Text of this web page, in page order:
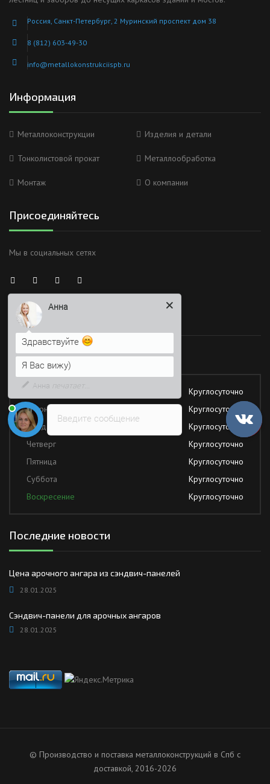
Россия, Санкт-Петербург, 2 Муринский проспект дом 38
8 (812) 603-49-30
info@metallokonstrukciispb.ru
Информация
Металлоконструкции Изделия и детали
Тонколистовой прокат Металлообработка
Монтаж О компании
Присоединяйтесь
Мы в социальных сетях
Время работы
Работаем без обеда и выходных
Понедельник
Круглосуточно
Вторник
Круглосуточно
Среда
Круглосуточно
Четверг
Круглосуточно
Пятница
Круглосуточно
Суббота
Круглосуточно
Воскресение
Круглосуточно
Последние новости
Цена арочного ангара из сэндвич-панелей
28.01.2025
Сэндвич-панели для арочных ангаров
28.01.2025
© Производство и поставка металлоконструкций в Спб с
доставкой, 2016-2026
Введите сообщение
Здравствуйте
Я Вас вижу)
Напишите сюда свой вопрос.
Возможно, его решение будет
быстрее